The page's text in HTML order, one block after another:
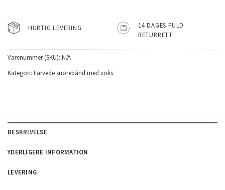
HURTIG LEVERING
14 DAGES FULD
RETURRETT
Varenummer (SKU): N/A
Kategori: Farvede snørebånd med voks
BESKRIVELSE
YDERLIGERE INFORMATION
LEVERING